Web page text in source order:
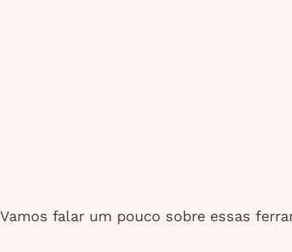
Vamos falar um pouco sobre essas